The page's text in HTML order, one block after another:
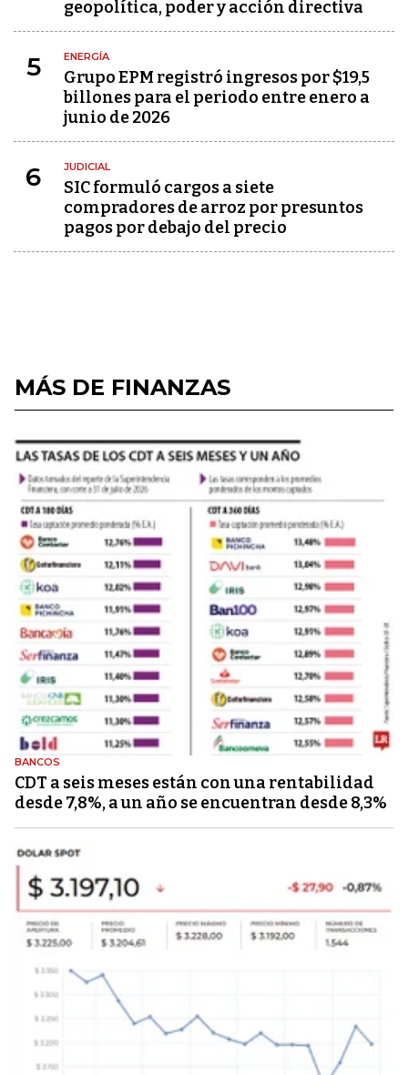
geopolítica, poder y acción directiva
5 ENERGÍA
Grupo EPM registró ingresos por $19,5
billones para el periodo entre enero a
junio de 2026
6 JUDICIAL
SIC formuló cargos a siete
compradores de arroz por presuntos
pagos por debajo del precio
MÁS DE FINANZAS
BANCOS
CDT a seis meses están con una rentabilidad
desde 7,8%, a un año se encuentran desde 8,3%